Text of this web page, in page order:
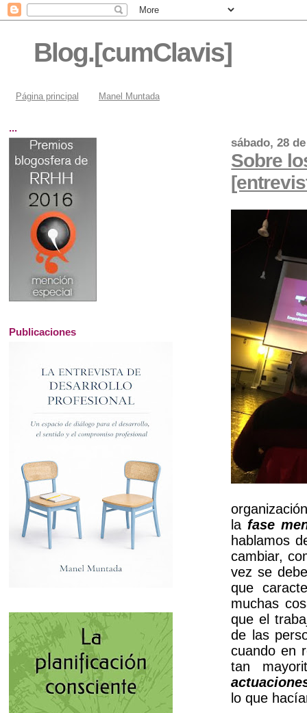
Blog.[cumClavis]
Página principal Manel Muntada
sábado, 28
Sobre
la fase
hablamos
cambiar,
vez se
que
muchas
que el
de las
cuando en
tan
lo que
...
Publicaciones